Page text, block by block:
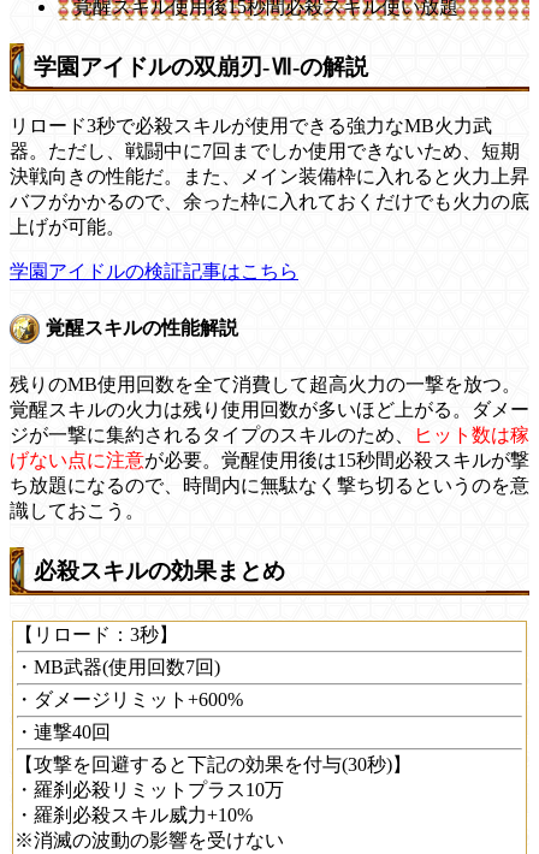
覚醒スキル使用後15秒間必殺スキル使い放題
学園アイドルの双崩刃-Ⅶ-の解説
リロード3秒で必殺スキルが使用できる強力なMB火力武
器。ただし、戦闘中に7回までしか使用できないため、短期
決戦向きの性能だ。また、メイン装備枠に入れると火力上昇
バフがかかるので、余った枠に入れておくだけでも火力の底
上げが可能。
学園アイドルの検証記事はこちら
覚醒スキルの性能解説
残りのMB使用回数を全て消費して超高火力の一撃を放つ。
覚醒スキルの火力は残り使用回数が多いほど上がる。ダメー
ジが一撃に集約されるタイプのスキルのため、
ヒット数は稼
げない点に注意が必要。覚醒使用後は15秒間必殺スキルが撃
ち放題になるので、時間内に無駄なく撃ち切るというのを意
識しておこう。
必殺スキルの効果まとめ
【リロード：3秒】
・MB武器(使用回数7回)
・ダメージリミット+600%
・連撃40回
【攻撃を回避すると下記の効果を付与(30秒)】
・羅刹必殺リミットプラス10万
・羅刹必殺スキル威力+10%
※消滅の波動の影響を受けない